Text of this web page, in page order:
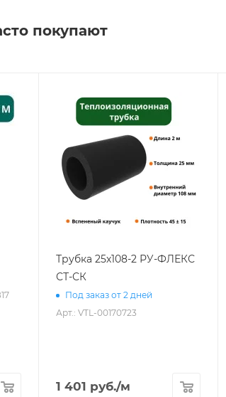
покупают
Трубка 25х108-2 РУ-ФЛЕКС
СТ-СК
Под заказ от 2 дней
Арт.: VTL-00170723
1 401 руб./м